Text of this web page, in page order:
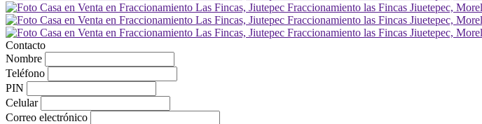
Contacto
Nombre
Teléfono
PIN
Celular
Correo electrónico